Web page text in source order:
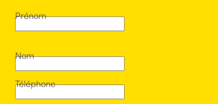
Prénom
Nom
Téléphone